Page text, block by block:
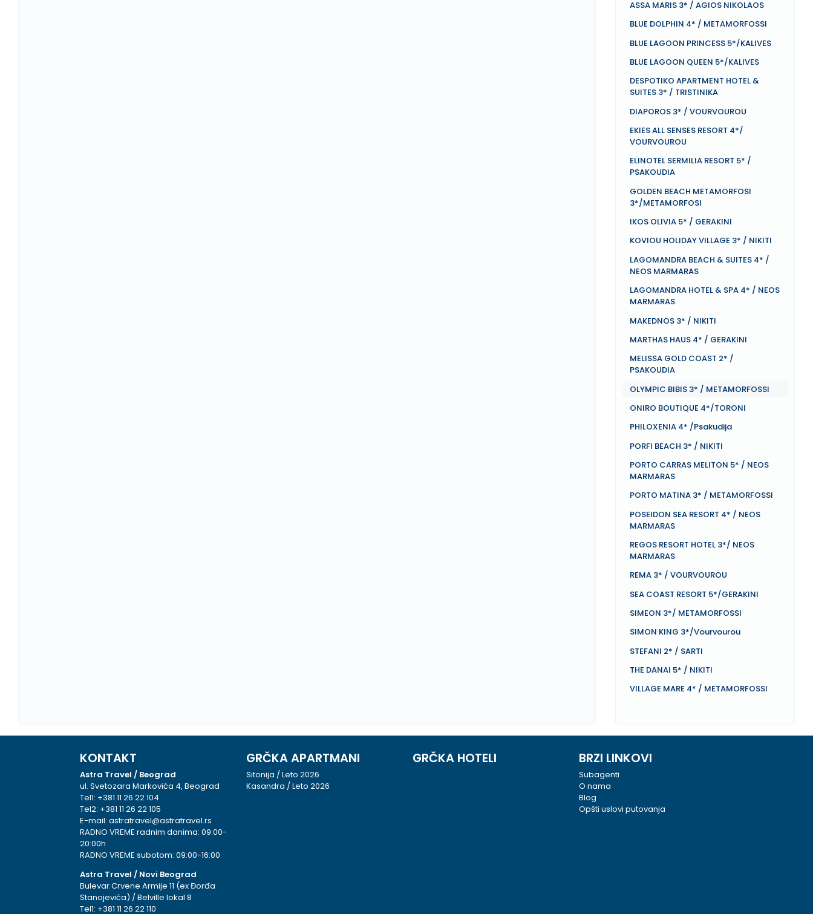
ASSA MARIS 3* / AGIOS NIKOLAOS
BLUE DOLPHIN 4* / METAMORFOSSI
BLUE LAGOON PRINCESS 5*/KALIVES
BLUE LAGOON QUEEN 5*/KALIVES
DESPOTIKO APARTMENT HOTEL &
SUITES 3* / TRISTINIKA
DIAPOROS 3* / VOURVOUROU
EKIES ALL SENSES RESORT 4*/
VOURVOUROU
ELINOTEL SERMILIA RESORT 5* /
PSAKOUDIA
GOLDEN BEACH METAMORFOSI
3*/METAMORFOSI
IKOS OLIVIA 5* / GERAKINI
KOVIOU HOLIDAY VILLAGE 3* / NIKITI
LAGOMANDRA BEACH & SUITES 4* /
NEOS MARMARAS
LAGOMANDRA HOTEL & SPA 4* / NEOS
MARMARAS
MAKEDNOS 3* / NIKITI
MARTHAS HAUS 4* / GERAKINI
MELISSA GOLD COAST 2* /
PSAKOUDIA
OLYMPIC BIBIS 3* / METAMORFOSSI
ONIRO BOUTIQUE 4*/TORONI
PHILOXENIA 4* /Psakudija
PORFI BEACH 3* / NIKITI
PORTO CARRAS MELITON 5* / NEOS
MARMARAS
PORTO MATINA 3* / METAMORFOSSI
POSEIDON SEA RESORT 4* / NEOS
MARMARAS
REGOS RESORT HOTEL 3*/ NEOS
MARMARAS
REMA 3* / VOURVOUROU
SEA COAST RESORT 5*/GERAKINI
SIMEON 3*/ METAMORFOSSI
SIMON KING 3*/Vourvourou
STEFANI 2* / SARTI
THE DANAI 5* / NIKITI
VILLAGE MARE 4* / METAMORFOSSI
KONTAKT
Astra Travel / Beograd
ul. Svetozara Markovića 4, Beograd
Tel1: +381 11 26 22 104
Tel2: +381 11 26 22 105
E-mail: astratravel@astratravel.rs
RADNO VREME radnim danima: 09:00-
20:00h
RADNO VREME subotom: 09:00-16:00
Astra Travel / Novi Beograd
Bulevar Crvene Armije 11 (ex Đorđa
Stanojevića) / Belville lokal 8
Tel1: +381 11 26 22 110
GRČKA APARTMANI
Sitonija / Leto 2026
Kasandra / Leto 2026
GRČKA HOTELI BRZI LINKOVI
Subagenti
O nama
Blog
Opšti uslovi putovanja